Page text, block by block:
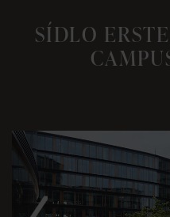
SÍDLO